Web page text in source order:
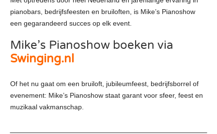
pianobars, bedrijfsfeesten en bruiloften, is Mike’s Pianoshow
een gegarandeerd succes op elk event.
Mike’s Pianoshow boeken via
Swinging.nl
Of het nu gaat om een bruiloft, jubileumfeest, bedrijfsborrel of
evenement: Mike’s Pianoshow staat garant voor sfeer, feest en
muzikaal vakmanschap.